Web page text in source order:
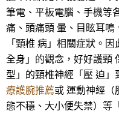
筆電、平板電腦、手機等
痛、頭痛頭 暈、目眩耳鳴
「頸椎 病」相關症狀。
全身」的觀念，好好護頸
型」的頸椎神經「壓 迫」
療護腕推薦或 運動神經（
態不穩、大小便失禁）等